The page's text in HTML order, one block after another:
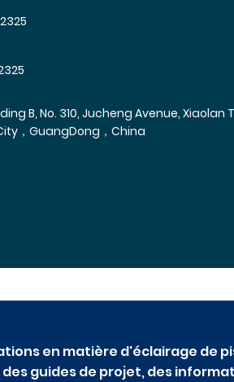
B, No. 310, Jucheng Avenue, Xiaolan
，GuangDong，China
en matière d'éclairage de
guides de projet, des